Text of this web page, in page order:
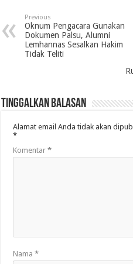
Previous
Oknum Pengacara Gunakan
Dokumen Palsu, Alumni
Lemhannas Sesalkan Hakim
Tidak Teliti
Tinggalkan Balasan
Alamat email Anda tidak akan
*
Komentar*
Nama*